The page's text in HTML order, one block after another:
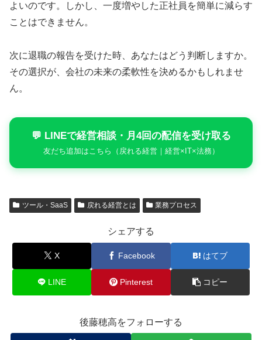
よいのです。しかし、一度増やした正社員を簡単に減らす
ことはできません。
次に退職の報告を受けた時、あなたはどう判断しますか。
その選択が、会社の未来の柔軟性を決めるかもしれませ
ん。
💬 LINEで経営相談・月4回の配信を受け取る
友だち追加はこちら（戻れる経営｜経営×IT×法務）
ツール・SaaS 戻れる経営とは 業務プロセス
シェアする
X Facebook はてブ
LINE Pinterest コピー
後藤穂高をフォローする